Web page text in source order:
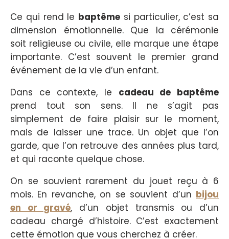
Ce qui rend le baptême si particulier, c’est sa
dimension émotionnelle. Que la cérémonie
soit religieuse ou civile, elle marque une étape
importante. C’est souvent le premier grand
événement de la vie d’un enfant.
Dans ce contexte, le cadeau de baptême
prend tout son sens. Il ne s’agit pas
simplement de faire plaisir sur le moment,
mais de laisser une trace. Un objet que l’on
garde, que l’on retrouve des années plus tard,
et qui raconte quelque chose.
On se souvient rarement du jouet reçu à 6
mois. En revanche, on se souvient d’un bijou
en or gravé, d’un objet transmis ou d’un
cadeau chargé d’histoire. C’est exactement
cette émotion que vous cherchez à créer.